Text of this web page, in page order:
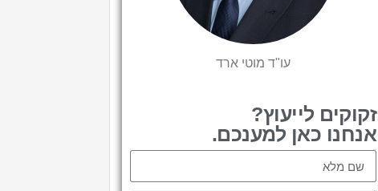
עו"ד מוטי ארד
זקוקים לייעוץ?
אנחנו כאן למענכם.